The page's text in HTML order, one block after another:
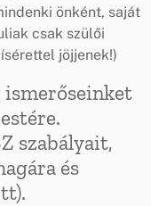
önként, saját
csak szülői
jöjjenek!)
szabályait,
és